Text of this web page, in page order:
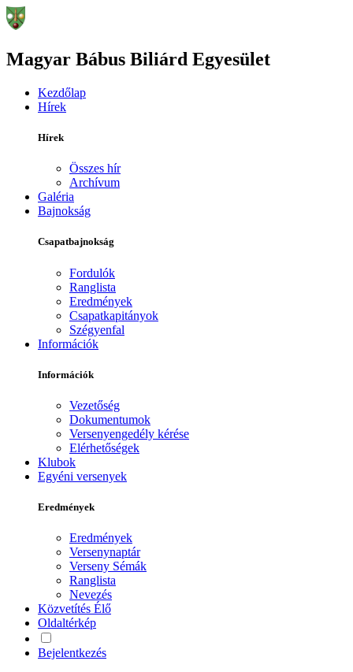
Magyar Bábus Biliárd Egyesület
Kezdőlap
Hírek
Hírek
Összes hír
Archívum
Galéria
Bajnokság
Csapatbajnokság
Fordulók
Ranglista
Eredmények
Csapatkapitányok
Szégyenfal
Információk
Információk
Vezetőség
Dokumentumok
Versenyengedély kérése
Elérhetőségek
Klubok
Egyéni versenyek
Eredmények
Eredmények
Versenynaptár
Verseny Sémák
Ranglista
Nevezés
Közvetítés Élő
Oldaltérkép
Bejelentkezés